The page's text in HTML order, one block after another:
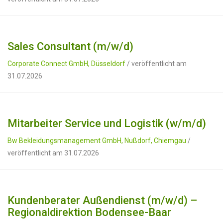
Sales Consultant (m/w/d)
Corporate Connect GmbH, Düsseldorf / veröffentlicht am
31.07.2026
Mitarbeiter Service und Logistik (w/m/d)
Bw Bekleidungsmanagement GmbH, Nußdorf, Chiemgau /
veröffentlicht am 31.07.2026
Kundenberater Außendienst (m/w/d) –
Regionaldirektion Bodensee-Baar